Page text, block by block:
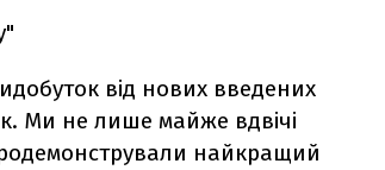
від нових введених
Ми не лише майже вдвічі
найкращий